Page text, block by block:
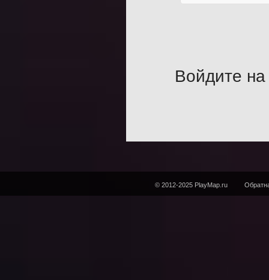
Войдите на
© 2012-2025 PlayMap.ru